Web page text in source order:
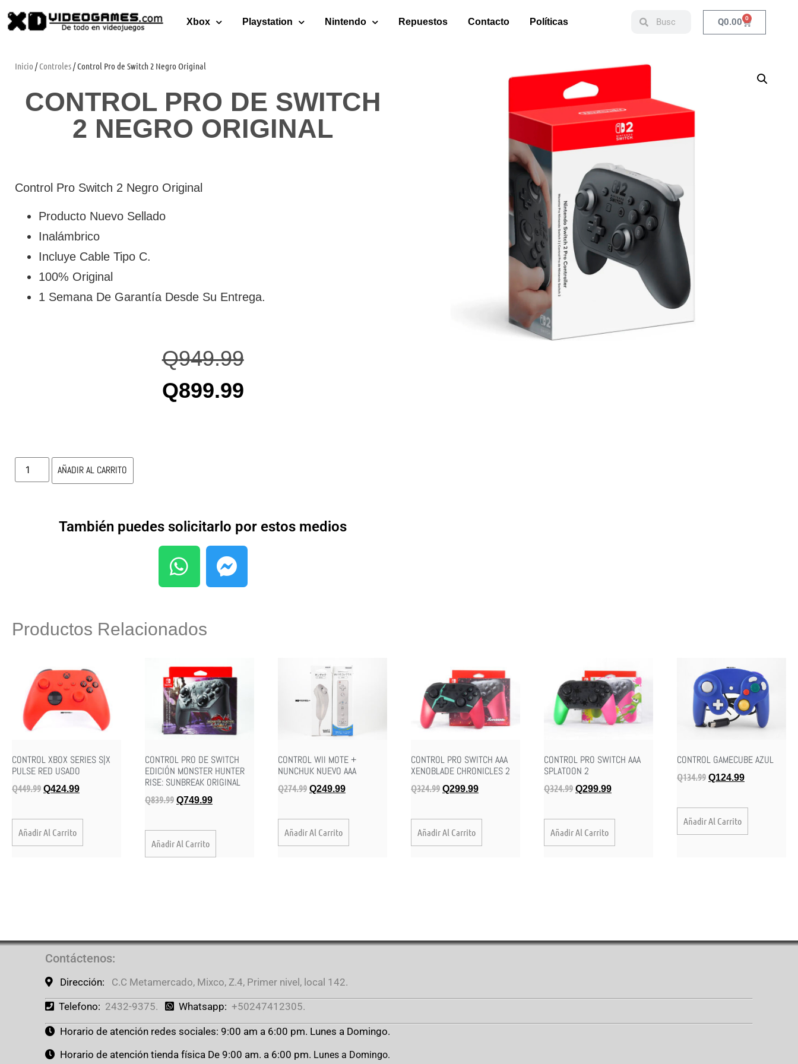
Xbox Playstation Nintendo Repuestos Contacto Políticas Q0.00 0
Inicio /Controles/ Control Pro de Switch 2 Negro Original
CONTROL PRO DE SWITCH
2 NEGRO ORIGINAL
Control Pro Switch 2 Negro Original
Producto Nuevo Sellado
Inalámbrico
Incluye Cable Tipo C.
100% Original
1 Semana De Garantía Desde Su Entrega.
Q949.99
Q899.99
AÑADIR AL CARRITO
También puedes solicitarlo por estos medios
Productos Relacionados
CONTROL XBOX SERIES S|X
PULSE RED USADO
Q449.99 Q424.99
Añadir Al Carrito
CONTROL PRO DE SWITCH
EDICIÓN MONSTER HUNTER
RISE: SUNBREAK ORIGINAL
Q839.99 Q749.99
Añadir Al Carrito
CONTROL WII MOTE +
NUNCHUK NUEVO AAA
Q274.99 Q249.99
Añadir Al Carrito
CONTROL PRO SWITCH AAA
XENOBLADE CHRONICLES 2
Q324.99 Q299.99
Añadir Al Carrito
CONTROL PRO SWITCH AAA
SPLATOON 2
Q324.99 Q299.99
Añadir Al Carrito
CONTROL GAMECUBE AZUL
Q134.99 Q124.99
Añadir Al Carrito
Contáctenos:
Dirección: C.C Metamercado, Mixco, Z.4, Primer nivel, local 142.
Telefono: 2432-9375. Whatsapp: +50247412305.
Horario de atención redes sociales: 9:00 am a 6:00 pm. Lunes a Domingo.
Horario de atención tienda física De 9:00 am. a 6:00 pm. Lunes a Domingo.